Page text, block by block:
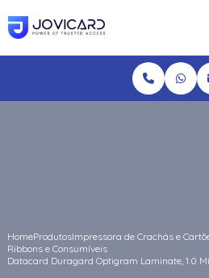
HomeProdutosImpressora de Crachás e
Ribbons e Consumíveis
Datacard Duragard Optigram Laminate, 1.0